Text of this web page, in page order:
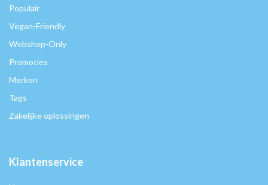
Populair
Vegan-Friendly
Webshop-Only
Promoties
Merken
Tags
Zakelijke oplossingen
Klantenservice